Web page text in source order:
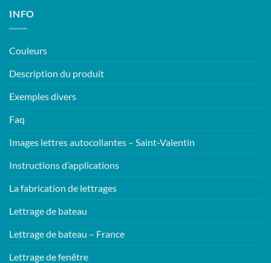
INFO
Couleurs
Description du produit
Exemples divers
Faq
Images lettres autocollantes – Saint-Valentin
Instructions d’applications
La fabrication de lettrages
Lettrage de bateau
Lettrage de bateau – France
Lettrage de fenêtre